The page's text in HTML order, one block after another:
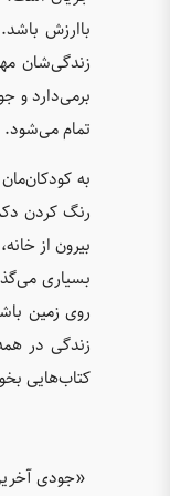
باارزش
زندگی‌شان
برمی‌دارد و
تمام می‌شود.
به
رنگ کردن
بیرون از
بسیاری
روی زمین
زندگی در
کتاب‌هایی
«جودی